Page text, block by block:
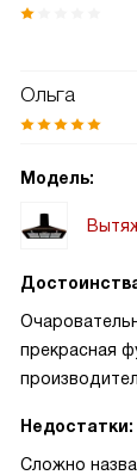
Ольга
Модель:
прекрасная
Недостатки:
Сложно